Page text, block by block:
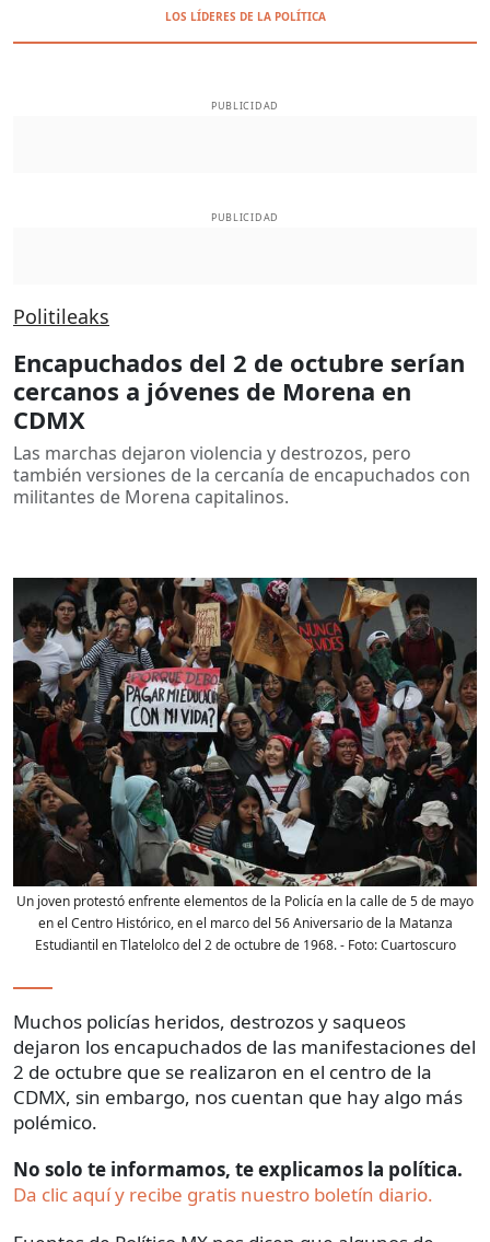
LOS LÍDERES DE LA POLÍTICA
PUBLICIDAD
PUBLICIDAD
Politileaks
Encapuchados del 2 de octubre serían
cercanos a jóvenes de Morena en
CDMX
Las marchas dejaron violencia y destrozos, pero
también versiones de la cercanía de encapuchados con
militantes de Morena capitalinos.
Un joven protestó enfrente elementos de la Policía en la calle de 5 de mayo
en el Centro Histórico, en el marco del 56 Aniversario de la Matanza
Estudiantil en Tlatelolco del 2 de octubre de 1968.- Foto:Cuartoscuro
Muchos policías heridos, destrozos y saqueos
dejaron los encapuchados de las manifestaciones del
2 de octubre que se realizaron en el centro de la
CDMX, sin embargo, nos cuentan que hay algo más
polémico.
No solo te informamos, te explicamos la política.
Da clic aquí y recibe gratis nuestro boletín diario.